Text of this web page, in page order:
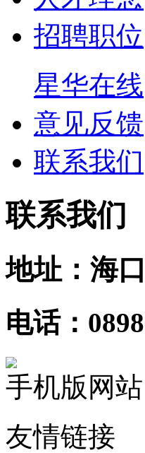
招聘职位
星华在线
意见反馈
联系我们
联系我们
地址：海
电话：
手机版网站
友情链接